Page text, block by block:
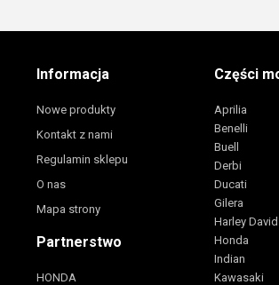
Informacja
Nowe produkty
Kontakt z nami
Regulamin sklepu
O nas
Mapa strony
Partnerstwo
HONDA
Części
Aprilia
Benelli
Buell
Derbi
Ducati
Gilera
Harley
Honda
Indian
Kawasaki